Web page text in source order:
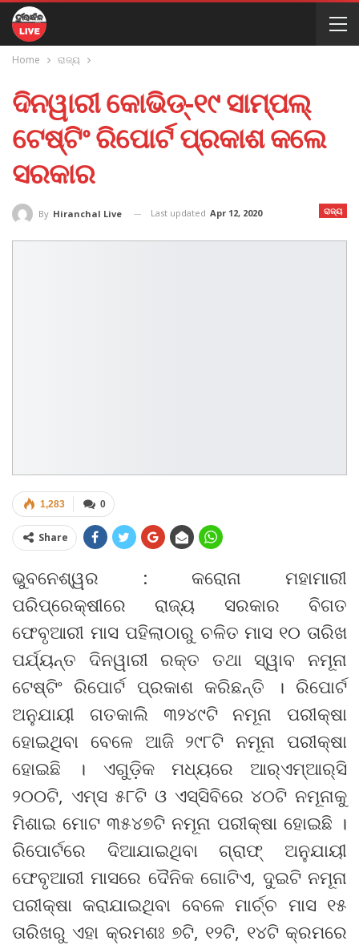
Home ରାଜ୍ୟ
ଦିନୱାରୀ କୋଭିଡ୍‌-୧୯ ସାମ୍ପଲ୍
ଟେଷ୍ଟିଂ ରିପୋର୍ଟ ପ୍ରକାଶ କଲେ
ସରକାର
ରାଜ୍ୟ
By Hiranchal Live Last updated Apr 12, 2020
0
1,283
Share
ଭୁବନେଶ୍ୱର : କରୋନା ମହାମାରୀ
ପରିପ୍ରେକ୍ଷୀରେ ରାଜ୍ୟ ସରକାର ବିଗତ
ଫେବୃଆରୀ ମାସ ପହିଲାଠାରୁ ଚଳିତ ମାସ ୧୦ ତାରିଖ
ପର୍ଯ୍ୟନ୍ତ ଦିନୱାରୀ ରକ୍ତ ତଥା ସ୍ୱାବ ନମୂନା
ଟେଷ୍ଟିଂ ରିପୋର୍ଟ ପ୍ରକାଶ କରିଛନ୍ତି । ରିପୋର୍ଟ
ଅନୁଯାୟୀ ଗତକାଲି ୩୨୪୯ଟି ନମୂନା ପରୀକ୍ଷା
ହୋଇଥିବା ବେଳେ ଆଜି ୨୯୮ଟି ନମୂନା ପରୀକ୍ଷା
ହୋଇଛି । ଏଗୁଡ଼ିକ ମଧ୍ୟରେ ଆର୍‌ଏମ୍‌ଆର୍‌ସି
୨୦୦ଟି, ଏମ୍ସ ୫୮ଟି ଓ ଏସ୍‌ସିବିରେ ୪୦ଟି ନମୂନାକୁ
ମିଶାଇ ମୋଟ ୩୫୪୭ଟି ନମୂନା ପରୀକ୍ଷା ହୋଇଛି ।
ରିପୋର୍ଟରେ ଦିଆଯାଇଥିବା ଗ୍ରାଫ୍ ଅନୁଯାୟୀ
ଫେବୃଆରୀ ମାସରେ ଦୈନିକ ଗୋଟିଏ, ଦୁଇଟି ନମୂନା
ପରୀକ୍ଷା କରାଯାଇଥିବା ବେଳେ ମାର୍ଚ୍ଚ ମାସ ୧୫
ତାରିଖରୁ ଏହା କ୍ରମଶଃ ୭ଟି, ୧୨ଟି, ୧୪ଟି କ୍ରମରେ